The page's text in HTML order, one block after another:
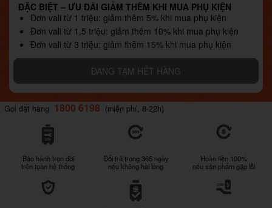
ĐẶC BIỆT – ƯU ĐÃI GIẢM THÊM KHI MUA PHỤ KIỆN
Đơn vali từ 1 triệu: giảm thêm 5% khi mua phụ kiện
Đơn vali từ 1,5 triệu: giảm thêm 10% khi mua phụ kiện
Đơn vali từ 3 triệu: giảm thêm 15% khi mua phụ kiện
ĐANG TẠM HẾT HÀNG
Gọi đặt hàng 1800 6198 (miễn phí, 8-22h)
Bảo hành trọn đời
trên toàn hệ thống
Đổi trả trong 365 ngày
nếu không hài lòng
Hoàn tiền 100%
nếu sản phẩm gặp lỗi